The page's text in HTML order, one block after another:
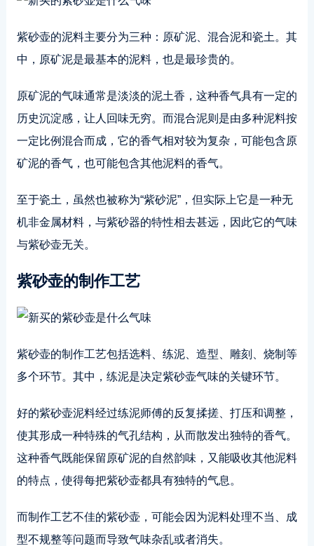
紫砂壶的泥料主要分为三种：原矿泥、混合泥和瓷土。其
中，原矿泥是最基本的泥料，也是最珍贵的。
原矿泥的气味通常是淡淡的泥土香，这种香气具有一定的
历史沉淀感，让人回味无穷。而混合泥则是由多种泥料按
一定比例混合而成，它的香气相对较为复杂，可能包含原
矿泥的香气，也可能包含其他泥料的香气。
至于瓷土，虽然也被称为“紫砂泥”，但实际上它是一种无
机非金属材料，与紫砂器的特性相去甚远，因此它的气味
与紫砂壶无关。
紫砂壶的制作工艺
紫砂壶的制作工艺包括选料、练泥、造型、雕刻、烧制等
多个环节。其中，练泥是决定紫砂壶气味的关键环节。
好的紫砂壶泥料经过练泥师傅的反复揉搓、打压和调整，
使其形成一种特殊的气孔结构，从而散发出独特的香气。
这种香气既能保留原矿泥的自然韵味，又能吸收其他泥料
的特点，使得每把紫砂壶都具有独特的气息。
而制作工艺不佳的紫砂壶，可能会因为泥料处理不当、成
型不规整等问题而导致气味杂乱或者消失。